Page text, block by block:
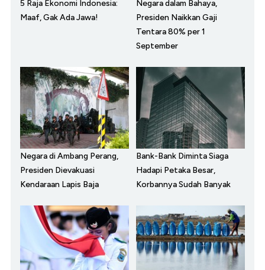
5 Raja Ekonomi Indonesia:
Maaf, Gak Ada Jawa!
Negara dalam Bahaya,
Presiden Naikkan Gaji
Tentara 80% per 1
September
Negara di Ambang Perang,
Presiden Dievakuasi
Kendaraan Lapis Baja
Bank-Bank Diminta Siaga
Hadapi Petaka Besar,
Korbannya Sudah Banyak